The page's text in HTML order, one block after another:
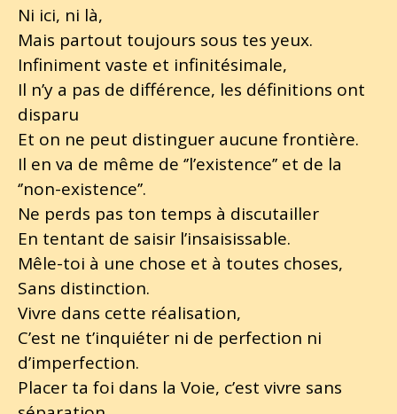
Ni ici, ni là,
Mais partout toujours sous tes yeux.
Infiniment vaste et infinitésimale,
Il n’y a pas de différence, les définitions ont
disparu
Et on ne peut distinguer aucune frontière.
Il en va de même de ‘’l’existence’’ et de la
‘’non-existence’’.
Ne perds pas ton temps à discutailler
En tentant de saisir l’insaisissable.
Mêle-toi à une chose et à toutes choses,
Sans distinction.
Vivre dans cette réalisation,
C’est ne t’inquiéter ni de perfection ni
d’imperfection.
Placer ta foi dans la Voie, c’est vivre sans